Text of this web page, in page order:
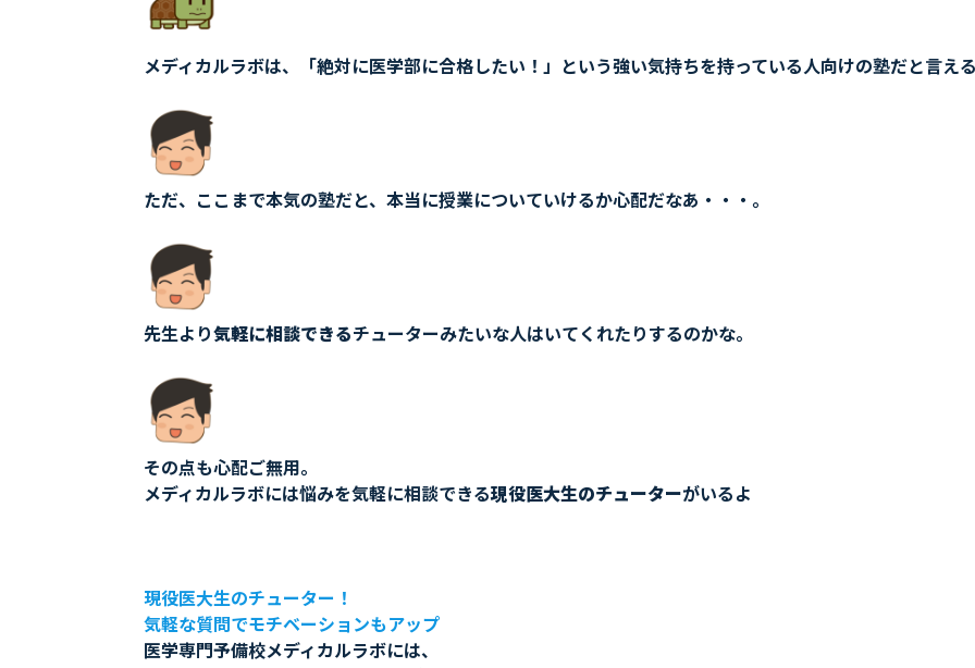
メディカルラボは、「絶対に医学部に合格したい！」という強い気持ちを持っている人向けの塾だと言える
ただ、ここまで本気の塾だと、本当に授業についていけるか心配だなあ・・・。
先生より気軽に相談できるチューターみたいな人はいてくれたりするのかな。
その点も心配ご無用。
メディカルラボには悩みを気軽に相談できる現役医大生のチューターがいるよ
現役医大生のチューター！
気軽な質問でモチベーションもアップ
医学専門予備校メディカルラボには、